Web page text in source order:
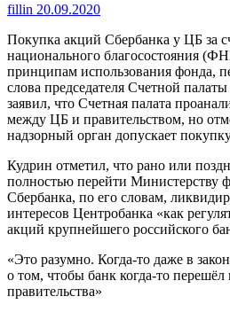
fillin 20.09.2020
Покупка акций Сбербанка у ЦБ за
национального благосостояния
принципам использования фонда,
слова председателя Счетной
заявил, что Счетная палата
между ЦБ и правительством, но
надзорный орган допускает
Кудрин отметил, что рано или
полностью перейти Министерству
Сбербанка, по его словам,
интересов Центробанка «как
акций крупнейшего российского
«Это разумно. Когда-то даже в
о том, чтобы банк когда-то перешёл
правительства»